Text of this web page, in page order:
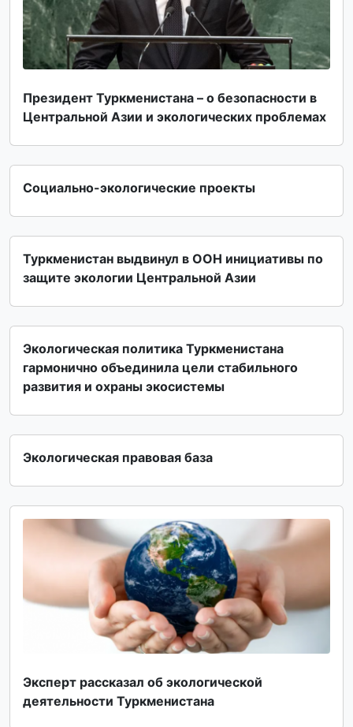
Президент Туркменистана – о безопасности в
Центральной Азии и экологических проблемах
Социально-экологические проекты
Туркменистан выдвинул в ООН инициативы по
защите экологии Центральной Азии
Экологическая политика Туркменистана
гармонично объединила цели стабильного
развития и охраны экосистемы
Экологическая правовая база
Эксперт рассказал об экологической
деятельности Туркменистана